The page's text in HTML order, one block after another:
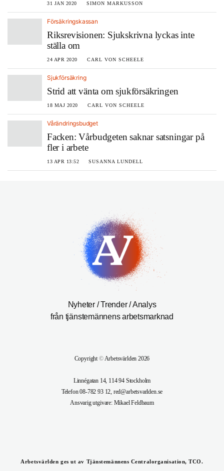
31 JAN 2020 SIMON MARKUSSON
Försäkringskassan
Riksrevisionen: Sjukskrivna lyckas inte
ställa om
24 APR 2020 CARL VON SCHEELE
Sjukförsäkring
Strid att vänta om sjukförsäkringen
18 MAJ 2020 CARL VON SCHEELE
Vårändringsbudget
Facken: Vårbudgeten saknar satsningar på
fler i arbete
13 APR 13:52 SUSANNA LUNDELL
Nyheter / Trender / Analys
från tjänstemännens arbetsmarknad
Copyright©Arbetsvärlden 2026
Linnégatan 14, 114 94 Stockholm
Telefon 08-782 93 12, red@arbetsvarlden.se
Ansvarig utgivare: Mikael Feldbaum
Arbetsvärlden ges ut av Tjänstemännens Centralorganisation, TCO.